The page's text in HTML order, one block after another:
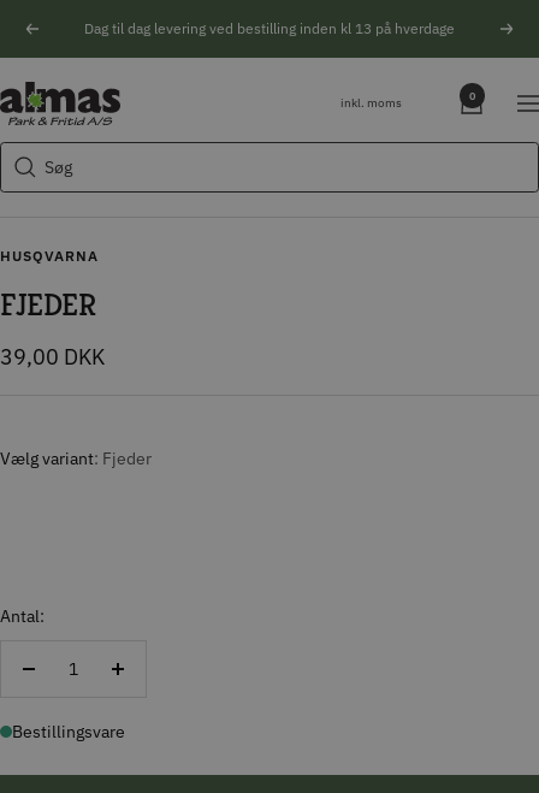
Forrige Dag til dag levering ved bestilling inden kl 13 på hverdage
Søg
Almas
Park
&
Fritid
inkl. moms 0
HUSQVARNA
FJEDER
Tilbudspris
39,00 DKK
Vælg variant Fjeder
Antal:
Reducer
Forøg
Bestillingsvare
Søgeforslag
Husqvarna motorsav
Kikkert
Blink